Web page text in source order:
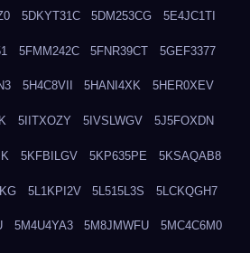
5DKYT31C 5DM253CG 5E4JC1TI
5FMM242C 5FNR39CT 5GEF3377
5H4C8VII 5HANI4XK 5HER0XEV
5IITXOZY 5IVSLWGV 5J5FOXDN
5KFBILGV 5KP635PE 5KSAQAB8
5L1KPI2V 5L515L3S 5LCKQGH7
5M4U4YA3 5M8JMWFU 5MC4C6M0